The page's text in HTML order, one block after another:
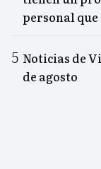
personal que
Noticias de
de agosto